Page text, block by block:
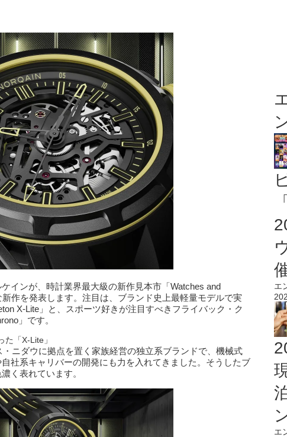
インが、時計業界最大級の新作見本市「Watches and
作を発表します。注目は、ブランド史上最軽量モデルで実
X-Lite」と、スポーツ好きが注目すべきフライバック・ク
」です。
「X-Lite」
ニダウに拠点を置く家族経営の独立系ブランドで、機械式
社系キャリバーの開発にも力を入れてきました。そうしたブ
く表れています。
エ
エ